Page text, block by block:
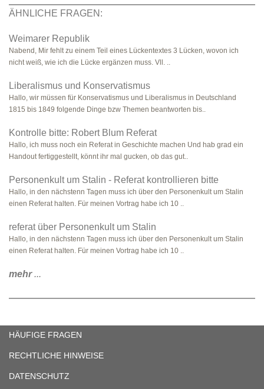
ÄHNLICHE FRAGEN:
Weimarer Republik
Nabend, Mir fehlt zu einem Teil eines Lückentextes 3 Lücken, wovon ich
nicht weiß, wie ich die Lücke ergänzen muss. Vll. ..
Liberalismus und Konservatismus
Hallo, wir müssen für Konservatismus und Liberalismus in Deutschland
1815 bis 1849 folgende Dinge bzw Themen beantworten bis..
Kontrolle bitte: Robert Blum Referat
Hallo, ich muss noch ein Referat in Geschichte machen Und hab grad ein
Handout fertiggestellt, könnt ihr mal gucken, ob das gut..
Personenkult um Stalin - Referat kontrollieren bitte
Hallo, in den nächstenn Tagen muss ich über den Personenkult um Stalin
einen Referat halten. Für meinen Vortrag habe ich 10 ..
referat über Personenkult um Stalin
Hallo, in den nächstenn Tagen muss ich über den Personenkult um Stalin
einen Referat halten. Für meinen Vortrag habe ich 10 ..
mehr...
HÄUFIGE FRAGEN
RECHTLICHE HINWEISE
DATENSCHUTZ